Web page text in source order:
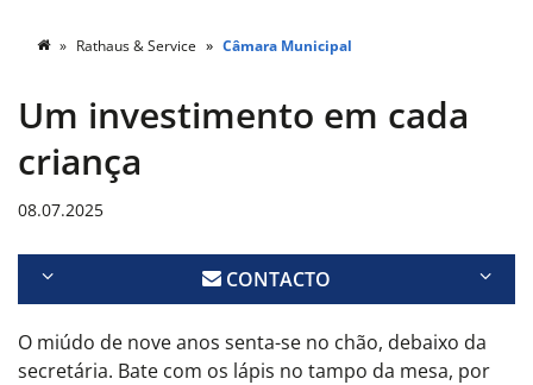
Rathaus & Service Câmara Municipal
Um investimento em cada
criança
08.07.2025
CONTACTO
O miúdo de nove anos senta-se no chão, debaixo da
secretária. Bate com os lápis no tampo da mesa, por